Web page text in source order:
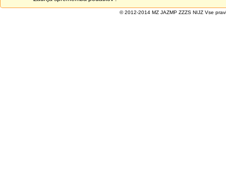
© 2012-2014 MZ JAZMP ZZZS NIJZ Vse